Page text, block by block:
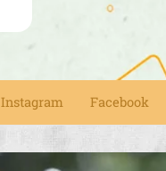
Instagram Facebook